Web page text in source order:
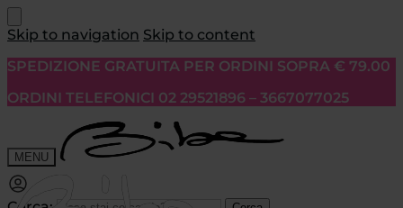
Skip to navigation Skip to content
SPEDIZIONE GRATUITA PER ORDINI SOPRA € 79.00
ORDINI TELEFONICI 02 29521896 – 3667077025
MENU